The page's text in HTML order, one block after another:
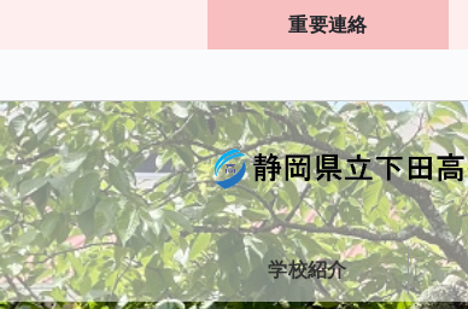
重要連絡
学校紹介